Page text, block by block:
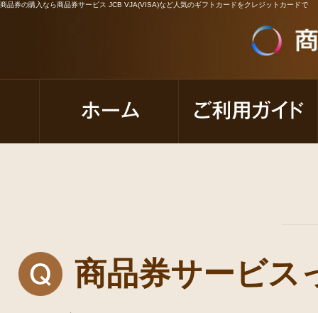
商品券の購入なら商品券サービス JCB VJA(VISA)など人気のギフトカードをクレジットカードで
商品券サービス